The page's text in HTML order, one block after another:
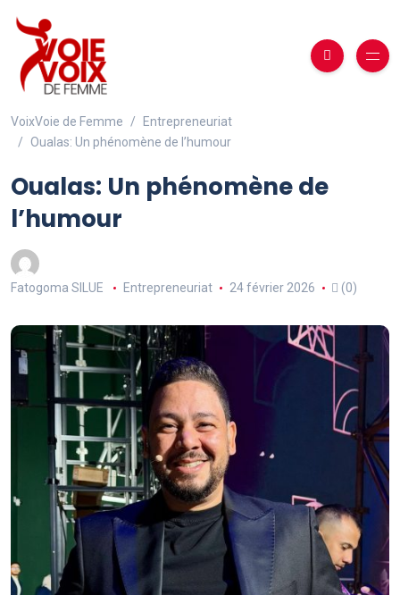
VoixVoie de Femme
Entrepreneuriat
Oualas: Un phénomène de l’humour
Oualas: Un phénomène de
l’humour
Fatogoma SILUE Entrepreneuriat 24 février 2026 (0)